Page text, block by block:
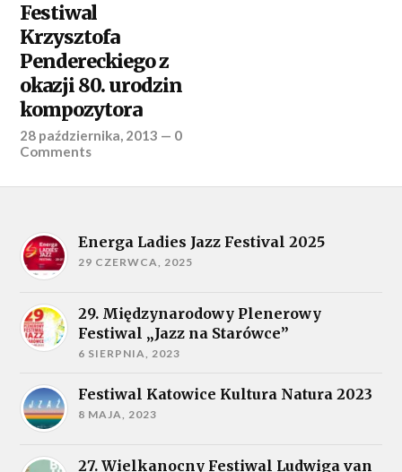
Festiwal
Krzysztofa
Pendereckiego z
okazji 80. urodzin
kompozytora
28 października, 2013 — 0
Comments
Energa Ladies Jazz Festival 2025
29 CZERWCA, 2025
29. Międzynarodowy Plenerowy
Festiwal „Jazz na Starówce”
6 SIERPNIA, 2023
Festiwal Katowice Kultura Natura 2023
8 MAJA, 2023
27. Wielkanocny Festiwal Ludwiga van